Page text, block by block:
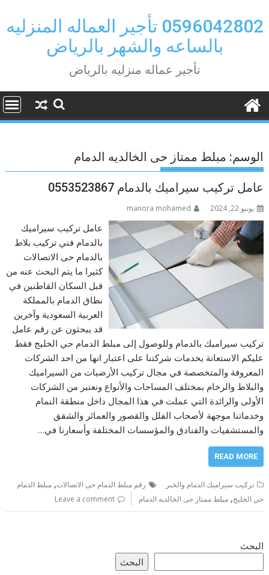
to
content
0596042802 تأجير العماله المنزليه
بالساعه والشهر بالرياض
تأجير عماله منزليه بالرياض
الوسم: مبلط ممتاز حى الخالديه الدمام
عامل تركيب سيراميك بالدمام 0553523867
يونيو 22, 2024 manora mohamed
عامل تركيب سيراميك
بالدمام فني تركيب بلاط
بالدمام حى الاتصالات
كثيرا ما يتم البحث عنه من
قبل السكان القاطنين في
نطاق الدمام بالمملكة
العربية السعودية وآخرين
قد يبحثون عن رقم عامل
تركيب سيراميك بالدمام وللوصول إلى مبلط الدمام حي الخليج فقط
عليكم الاستعانة بخدمات شركتنا على اعتبار انها من احد الشركات
المعروفة والمتخصصة في مجال تركيب الأرضيات من السيراميك
والبلاط والرخام بمختلف المساحات والأنواع ونعتبر من الشركات
الأولى والرائدة التي عملت في هذا المجال داخل منطقة النمام
وخدماتنا موجهة لأصحاب الفلل والقصور والعمائر والشقق
والمستشفيات والفنادق والمؤسسات المختلفة وأسعارنا في…
READ MORE
تركيب سيراميك الدمام والخبر رقم مبلط الدمام حى الاتصالات,مبلط الدمام
حي الخليج,مبلط ممتاز حى الخالديه الدمام Leave a comment
البحث
البحث